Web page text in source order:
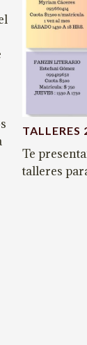
TALLERES
Te
talleres